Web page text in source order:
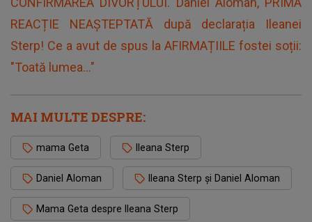
REACȚIE NEAȘTEPTATĂ după declarația Ileanei
Sterp! Ce a avut de spus la AFIRMAȚIILE fostei soții:
"Toată lumea..."
MAI MULTE DESPRE:
mama Geta Ileana Sterp
Daniel Aloman Ileana Sterp și Daniel Aloman
Mama Geta despre Ileana Sterp